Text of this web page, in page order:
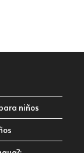
niños